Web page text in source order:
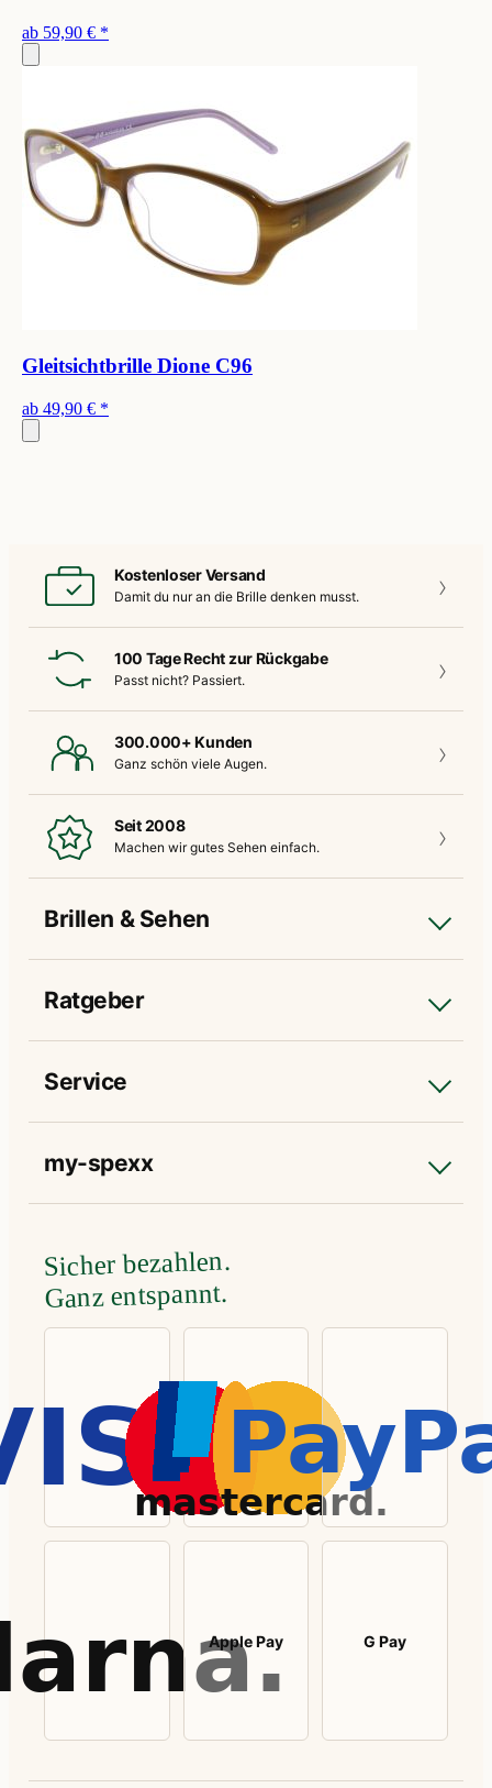
ab 59,90 € *
Gleitsichtbrille Dione C96
ab 49,90 € *
Kostenloser Versand
Damit du nur an die Brille denken musst.
100 Tage Recht zur Rückgabe
Passt nicht? Passiert.
300.000+ Kunden
Ganz schön viele Augen.
Seit 2008
Machen wir gutes Sehen einfach.
Brillen & Sehen
Ratgeber
Service
my-spexx
Sicher bezahlen.
Ganz entspannt.
Apple Pay G Pay